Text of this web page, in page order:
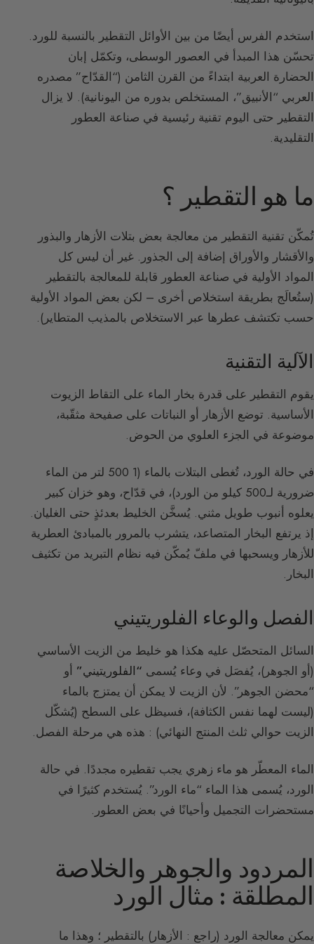
استخدم الفرس أيضًا من بين الأوائل التقطير بالنسبة للورد.
تحسّن هذا المبدأ في العصور الوسطى، وتكمّل إبان
الحضارة العربية ابتداءً من القرن الثامن (“القدّاح” مصدره
العربي “الأنبيق”، المستخلص بدوره من اليونانية). لا يزال
التقطير حتى اليوم تقنية رئيسية في صناعة العطور
التقليدية.
ما هو التقطير ؟
تُمكّن تقنية التقطير من معالجة بعض بتلات الأزهار والبذور
والأقشار والأوراق إضافة إلى الجذور. غير أن ليس كل
المواد الأولية في صناعة العطور قابلة للمعالجة بالتقطير
(ستُعالَج بطريقة استخلاص أخرى – لكن بعض المواد الأولية
حسب تكتشف عطرها عبر الاستخلاص بالمذيب المتطاير).
الآلية التقنية
يقوم التقطير على قدرة بخار الماء على التقاط الزيوت
الأساسية. توضع الأزهار أو النباتات على صفيحة مثقّبة،
موضوعة في الجزء العلوي من الحوض.
في حالة الورد، تُغطى البتلات بالماء (1 500 لتر من الماء
ضرورية لـ500 كيلو من الورد)، في قدّاح، وهو خزان كبير
يعلوه أنبوب طويل مثني. يُسخَّن الخليط بعدئذٍ حتى الغليان.
إذ يرتفع البخار المتصاعد، يتشرب بالمرور بالمبادئ العطرية
للأزهار ويسحبها في ملفّ يُمكّن فيه نظام التبريد من تكثيف
البخار.
الفصل والوعاء الفلوريتيني
السائل المتحصّل عليه هكذا هو خليط من الزيت الأساسي
(أو الجوهر)، يُفصَل في وعاء يُسمى “الفلوريتيني” أو
“محضن الجوهر”. لأن الزيت لا يمكن أن يمتزج بالماء
(ليست لهما نفس الكثافة)، فسيظل على السطح (يُشكّل
الزيت حوالي ثلث المنتج النهائي) : هذه هي مرحلة الفصل.
الماء المعطّر هو ماء زهري يجب تقطيره مجددًا. في حالة
الورد، يُسمى هذا الماء “ماء الورد”. يُستخدم كثيرًا في
مستحضرات التجميل وأحيانًا في بعض العطور.
المردود والجوهر والخلاصة
المطلقة : مثال الورد
يمكن معالجة الورد (راجع : الأزهار) بالتقطير ؛ وهذا ما